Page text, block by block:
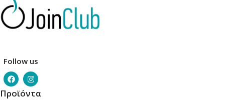
Follow us
Προϊόντα